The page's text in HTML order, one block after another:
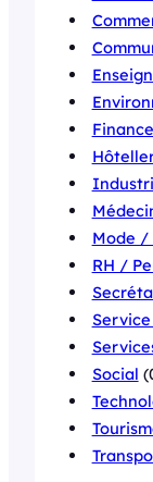
Mode
RH /
Social